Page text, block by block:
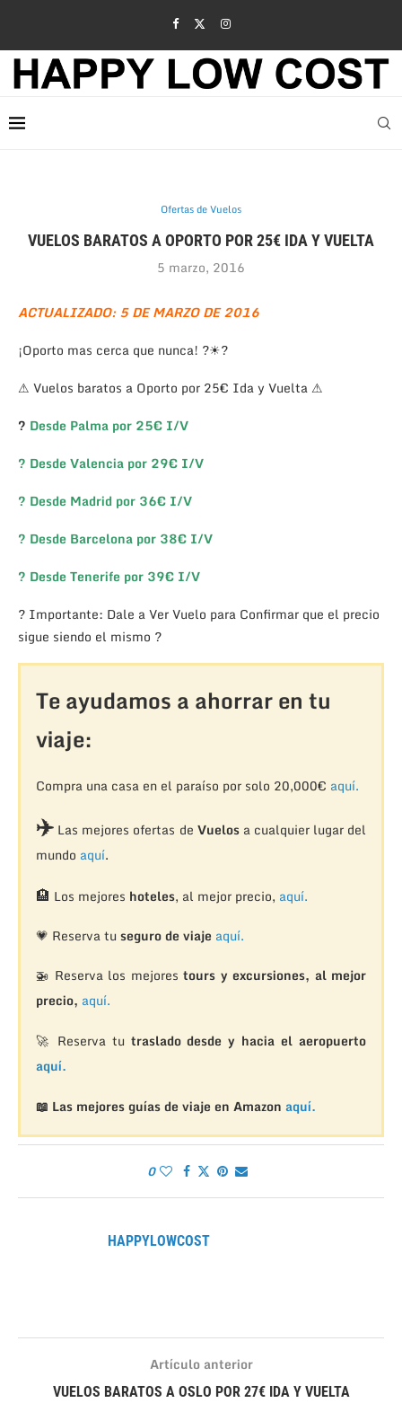
Ofertas de Vuelos
VUELOS BARATOS A OPORTO POR 25€ IDA Y VUELTA
5 marzo, 2016
ACTUALIZADO: 5 DE MARZO DE 2016
¡Oporto mas cerca que nunca! ?☀?
⚠ Vuelos baratos a Oporto por 25€ Ida y Vuelta ⚠
? Desde Palma por 25€ I/V
? Desde Valencia por 29€ I/V
? Desde Madrid por 36€ I/V
? Desde Barcelona por 38€ I/V
? Desde Tenerife por 39€ I/V
? Importante: Dale a Ver Vuelo para Confirmar que el precio
sigue siendo el mismo ?
Te ayudamos a ahorrar en tu
viaje:
Compra una casa en el paraíso por solo 20,000€ aquí.
✈️Las mejores ofertas de Vuelosa cualquier lugar del
mundo aquí.
🏨 Los mejores hoteles, al mejor precio, aquí.
💗 Reserva tu seguro de viaje aquí.
🚁 Reserva los mejorestours y excursiones, al mejor
precio, aquí.
🚀 Reserva tu traslado desde y hacia el aeropuerto
aquí.
📖 Las mejores guías de viaje en Amazon aquí.
0
HAPPYLOWCOST
Artículo anterior
VUELOS BARATOS A OSLO POR 27€ IDA Y VUELTA